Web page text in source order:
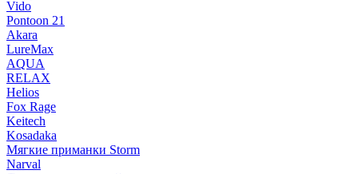
Vido
Pontoon 21
Akara
LureMax
AQUA
RELAX
Helios
Fox Rage
Keitech
Kosadaka
Мягкие приманки Storm
Narval